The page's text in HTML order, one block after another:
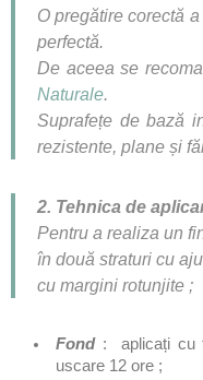
O pregătire corectă
perfectă.
De aceea se
Naturale.
Suprafețe de bază
rezistente, plane și
2. Tehnica de
Pentru a realiza un
în două straturi cu
cu margini rotunjite ;
Fond: aplicați cu
uscare 12 ore ;